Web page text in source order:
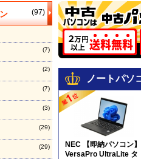
(97)
(7)
(2)
(7)
(3)
(29)
(29)
ノートパソ
NEC 【即納パソコン】
VersaPro UltraLite タ